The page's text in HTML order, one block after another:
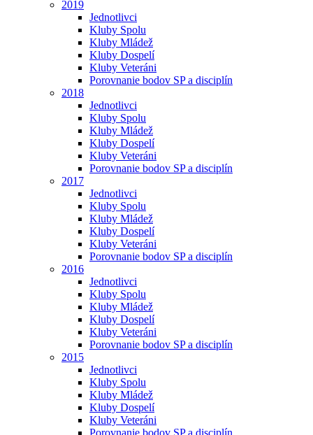
2019
Jednotlivci
Kluby Spolu
Kluby Mládež
Kluby Dospelí
Kluby Veteráni
Porovnanie bodov SP a disciplín
2018
Jednotlivci
Kluby Spolu
Kluby Mládež
Kluby Dospelí
Kluby Veteráni
Porovnanie bodov SP a disciplín
2017
Jednotlivci
Kluby Spolu
Kluby Mládež
Kluby Dospelí
Kluby Veteráni
Porovnanie bodov SP a disciplín
2016
Jednotlivci
Kluby Spolu
Kluby Mládež
Kluby Dospelí
Kluby Veteráni
Porovnanie bodov SP a disciplín
2015
Jednotlivci
Kluby Spolu
Kluby Mládež
Kluby Dospelí
Kluby Veteráni
Porovnanie bodov SP a disciplín